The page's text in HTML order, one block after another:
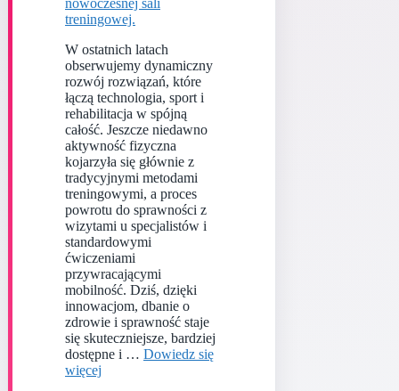
W ostatnich latach
obserwujemy dynamiczny
rozwój rozwiązań, które
łączą technologia, sport i
rehabilitacja w spójną
całość. Jeszcze niedawno
aktywność fizyczna
kojarzyła się głównie z
tradycyjnymi metodami
treningowymi, a proces
powrotu do sprawności z
wizytami u specjalistów i
standardowymi
ćwiczeniami
przywracającymi
mobilność. Dziś, dzięki
innowacjom, dbanie o
zdrowie i sprawność staje
się skuteczniejsze, bardziej
dostępne i … Dowiedz się
więcej